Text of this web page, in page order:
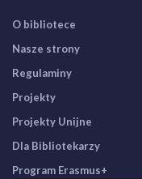
O bibliotece
Nasze strony
Regulaminy
Projekty
Projekty Unijne
Dla Bibliotekarzy
Program Erasmus+